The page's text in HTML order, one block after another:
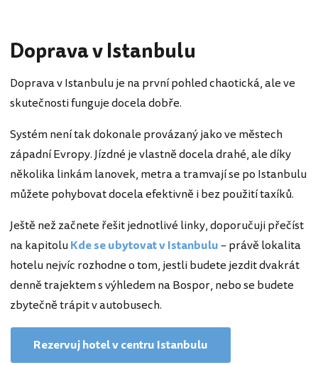
Doprava v Istanbulu
Doprava v Istanbulu je na první pohled chaotická, ale ve
skutečnosti funguje docela dobře.
Systém není tak dokonale provázaný jako ve městech
západní Evropy. Jízdné je vlastně docela drahé, ale díky
několika linkám lanovek, metra a tramvají se po Istanbulu
můžete pohybovat docela efektivně i bez použití taxíků.
Ještě než začnete řešit jednotlivé linky, doporučuji přečíst
na kapitoluKde se ubytovat v Istanbulu– právě lokalita
hotelu nejvíc rozhodne o tom, jestli budete jezdit dvakrát
denně trajektem s výhledem na Bospor, nebo se budete
zbytečně trápit v autobusech.
Rezervuj hotel v centru Istanbulu